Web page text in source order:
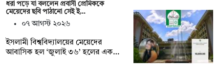
ধরা পড়ে যা বললেন প্রবাসী প্রেমিককে
মেয়েদের ছবি পাঠানো সেই ই…
০৭ আগস্ট ২০২৬
ইসলামী বিশ্ববিদ্যালয়ের মেয়েদের
আবাসিক হল ‘জুলাই ৩৬’ হলের এক…